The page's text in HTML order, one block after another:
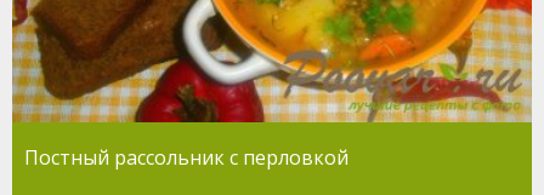
Постный рассольник с перловкой